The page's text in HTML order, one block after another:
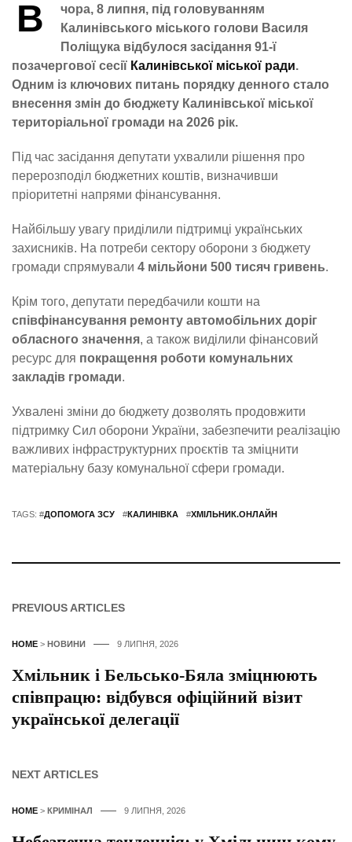
В чора, 8 липня, під головуванням
Калинівського міського голови Василя
Поліщука відбулося засідання 91-ї
позачергової сесії Калинівської міської ради.
Одним із ключових питань порядку денного стало
внесення змін до бюджету Калинівської міської
територіальної громади на 2026 рік.
Під час засідання депутати ухвалили рішення про
перерозподіл бюджетних коштів, визначивши
пріоритетні напрями фінансування.
Найбільшу увагу приділили підтримці українських
захисників. На потреби сектору оборони з бюджету
громади спрямували 4 мільйони 500 тисяч гривень.
Крім того, депутати передбачили кошти на
співфінансування ремонту автомобільних доріг
обласного значення, а також виділили фінансовий
ресурс для покращення роботи комунальних
закладів громади.
Ухвалені зміни до бюджету дозволять продовжити
підтримку Сил оборони України, забезпечити реалізацію
важливих інфраструктурних проєктів та зміцнити
матеріальну базу комунальної сфери громади.
TAGS: #ДОПОМОГА ЗСУ #КАЛИНІВКА #ХМІЛЬНИК.ОНЛАЙН
PREVIOUS ARTICLES
HOME > НОВИНИ 9 ЛИПНЯ, 2026
Хмільник і Бельсько-Бяла зміцнюють
співпрацю: відбувся офіційний візит
української делегації
NEXT ARTICLES
HOME > КРИМІНАЛ 9 ЛИПНЯ, 2026